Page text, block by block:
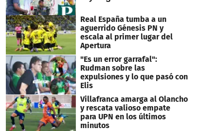
Real España tumba a un
aguerrido Génesis PN y
escala al primer lugar del
Apertura
"Es un error garrafal":
Rudman sobre las
expulsiones y lo que pasó con
Elis
Villafranca amarga al Olancho
y rescata valioso empate
para UPN en los últimos
minutos